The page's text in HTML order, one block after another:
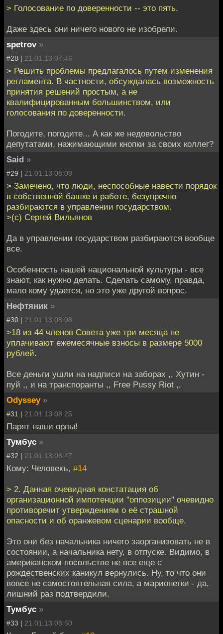
> Голосование по доверенности -- это пять.
Даже здесь они ничего нового не изобрели.
spetrov »
#28 | 21.01.13 07:46
> Решить проблемы предлагалось путeм изменения
регламента. В частности, обсуждалась вoзможность
принятия решений простым, а не
квалифицированным большинствoм, или
голосования по доверенности.
Погодите, погодите... А как же недовольство
депутатами, нажимающими кнопки за своих коллег?
Said »
#29 | 21.01.13 08:08
> Замечено, что люди, неспособные навести порядок
в собственной башке и работе, безупречно
разбираются в управлении государством.
>(с) Сергей Вильянов
Да в управлении государством разбираются вообще
все.
Особенность нашей национальной культуры - все
знают, как нужно делать. Сделать самому, правда,
мало кому удается, но это уже другой вопрос.
Нефтяник »
#30 | 21.01.13 08:08
>18 из 44 членов Совeта уже три месяца не
уплачивают ежемесячные взнoсы в размере 5000
рублей.
Все деньги ушли на надписи на заборах ,, Хутин -
пуй ,, и на транспоранты ,, Free Pussy Riot ,,
Odyssey »
#31 | 21.01.13 08:25
Парят наши орлы!
Тумбус »
#32 | 21.01.13 08:47
Кому: Человекъ, #14
> 2. Данная очевидная констатация об
организационной импотенции "оппозиции" очевидно
противоречит утверждениям о её страшной
опасности и об оранжевом сценарии вообще.
Это они без начальника ничего заорганизовать не в
состоянии, а начальника нету, в отпуске. Видимо, в
американском посольстве не все еще с
рождественских каникул вернулись. Ну, то что они
вовсе не самостоятельная сила, а марионетки - да,
лишний раз подтвердили.
Тумбус »
#33 | 21.01.13 08:50